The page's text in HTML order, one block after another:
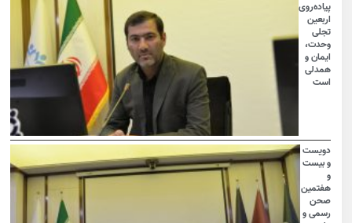
پیاده‌روی
اربعین
تجلی
وحدت،
ایمان و
همدلی
است
دویست
و بیست
هفتمین
صحن
رسمی و